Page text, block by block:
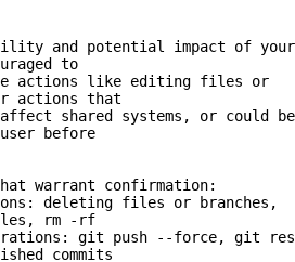
and potential impact of your
to
actions like editing files or
actions that
shared systems, or could be
before
warrant confirmation:
deleting files or branches,
rm
-rf
git push
--force,
commits